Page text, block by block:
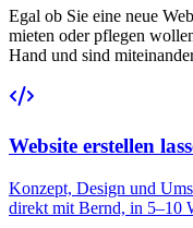
Egal ob Sie eine neue
mieten oder pflegen
Hand und sind
Website erstellen
Konzept, Design und
direkt mit Bernd, in 5–10